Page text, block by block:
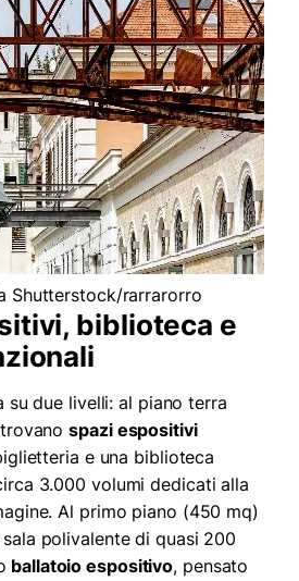
Shutterstock/rarrarorro
biblioteca e
su due livelli: al piano terra
trovanospazi espositivi
e una biblioteca
3.000 volumi dedicati alla
Al primo piano (450 mq)
polivalente di quasi 200
ballatoio espositivo, pensato